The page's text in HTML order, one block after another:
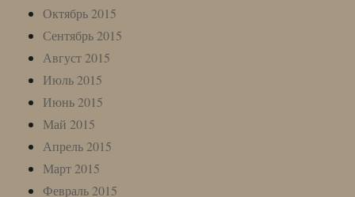
Октябрь 2015
Сентябрь 2015
Август 2015
Июль 2015
Июнь 2015
Май 2015
Апрель 2015
Март 2015
Февраль 2015